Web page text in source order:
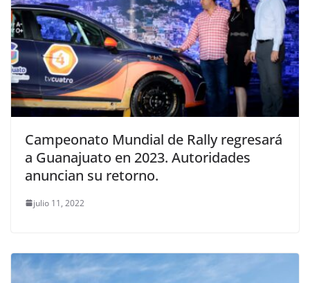
Campeonato Mundial de Rally regresará
a Guanajuato en 2023. Autoridades
anuncian su retorno.
julio 11, 2022